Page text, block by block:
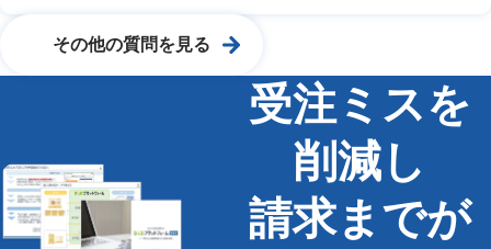
その他の質問を見る
受注ミスを
削減し
請求までが